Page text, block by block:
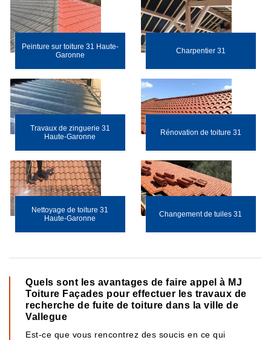
Peinture sur toiture 31 Haute-
Garonne
Charpentier 31
Travaux de zinguerie 31
Haute-Garonne
Rénovation de toiture 31
Nettoyage de toiture 31
Haute-Garonne
Changement de tuiles 31
Quels sont les avantages de faire appel à MJ
Toiture Façades pour effectuer les travaux de
recherche de fuite de toiture dans la ville de
Vallegue
Est-ce que vous rencontrez des soucis en ce qui